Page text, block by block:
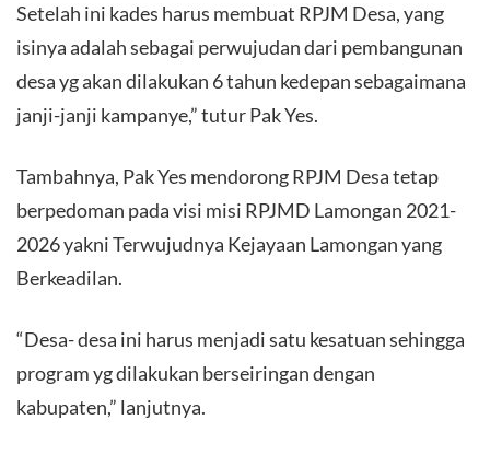
Setelah ini kades harus membuat RPJM Desa, yang
isinya adalah sebagai perwujudan dari pembangunan
desa yg akan dilakukan 6 tahun kedepan sebagaimana
janji-janji kampanye,” tutur Pak Yes.
Tambahnya, Pak Yes mendorong RPJM Desa tetap
berpedoman pada visi misi RPJMD Lamongan 2021-
2026 yakni Terwujudnya Kejayaan Lamongan yang
Berkeadilan.
“Desa- desa ini harus menjadi satu kesatuan sehingga
program yg dilakukan berseiringan dengan
kabupaten,” lanjutnya.